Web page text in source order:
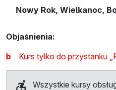
Nowy Rok, Wielkanoc,
Objaśnienia:
b
Kurs tylko do przystanku
Wszystkie kursy